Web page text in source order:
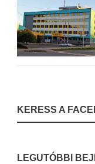
KERESS A
LEGUTÓBBI